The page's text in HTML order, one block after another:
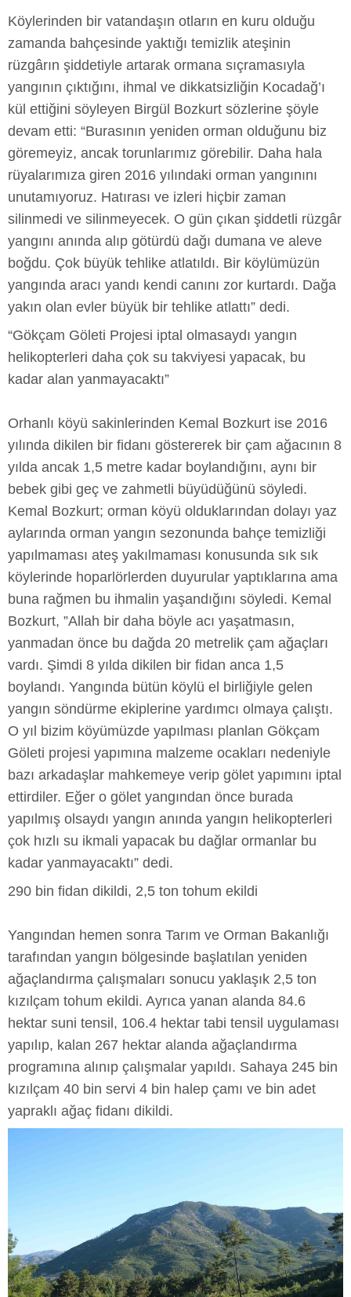
Köylerinden bir vatandaşın otların en kuru olduğu
zamanda bahçesinde yaktığı temizlik ateşinin
rüzgârın şiddetiyle artarak ormana sıçramasıyla
yangının çıktığını, ihmal ve dikkatsizliğin Kocadağ’ı
kül ettiğini söyleyen Birgül Bozkurt sözlerine şöyle
devam etti: “Burasının yeniden orman olduğunu biz
göremeyiz, ancak torunlarımız görebilir. Daha hala
rüyalarımıza giren 2016 yılındaki orman yangınını
unutamıyoruz. Hatırası ve izleri hiçbir zaman
silinmedi ve silinmeyecek. O gün çıkan şiddetli rüzgâr
yangını anında alıp götürdü dağı dumana ve aleve
boğdu. Çok büyük tehlike atlatıldı. Bir köylümüzün
yangında aracı yandı kendi canını zor kurtardı. Dağa
yakın olan evler büyük bir tehlike atlattı” dedi.
“Gökçam Göleti Projesi iptal olmasaydı yangın
helikopterleri daha çok su takviyesi yapacak, bu
kadar alan yanmayacaktı”
Orhanlı köyü sakinlerinden Kemal Bozkurt ise 2016
yılında dikilen bir fidanı göstererek bir çam ağacının 8
yılda ancak 1,5 metre kadar boylandığını, aynı bir
bebek gibi geç ve zahmetli büyüdüğünü söyledi.
Kemal Bozkurt; orman köyü olduklarından dolayı yaz
aylarında orman yangın sezonunda bahçe temizliği
yapılmaması ateş yakılmaması konusunda sık sık
köylerinde hoparlörlerden duyurular yaptıklarına ama
buna rağmen bu ihmalin yaşandığını söyledi. Kemal
Bozkurt, ”Allah bir daha böyle acı yaşatmasın,
yanmadan önce bu dağda 20 metrelik çam ağaçları
vardı. Şimdi 8 yılda dikilen bir fidan anca 1,5
boylandı. Yangında bütün köylü el birliğiyle gelen
yangın söndürme ekiplerine yardımcı olmaya çalıştı.
O yıl bizim köyümüzde yapılması planlan Gökçam
Göleti projesi yapımına malzeme ocakları nedeniyle
bazı arkadaşlar mahkemeye verip gölet yapımını iptal
ettirdiler. Eğer o gölet yangından önce burada
yapılmış olsaydı yangın anında yangın helikopterleri
çok hızlı su ikmali yapacak bu dağlar ormanlar bu
kadar yanmayacaktı” dedi.
290 bin fidan dikildi, 2,5 ton tohum ekildi
Yangından hemen sonra Tarım ve Orman Bakanlığı
tarafından yangın bölgesinde başlatılan yeniden
ağaçlandırma çalışmaları sonucu yaklaşık 2,5 ton
kızılçam tohum ekildi. Ayrıca yanan alanda 84.6
hektar suni tensil, 106.4 hektar tabi tensil uygulaması
yapılıp, kalan 267 hektar alanda ağaçlandırma
programına alınıp çalışmalar yapıldı. Sahaya 245 bin
kızılçam 40 bin servi 4 bin halep çamı ve bin adet
yapraklı ağaç fidanı dikildi.